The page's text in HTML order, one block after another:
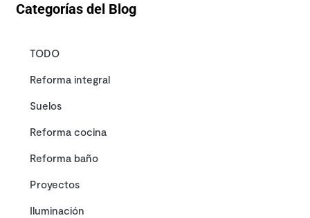
Categorías del Blog
TODO
Reforma integral
Suelos
Reforma cocina
Reforma baño
Proyectos
Iluminación